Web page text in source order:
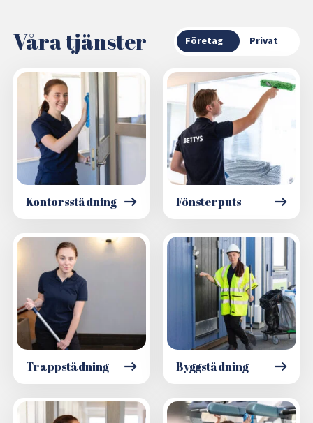
Våra tjänster Företag Privat
Kontorsstädning Fönsterputs
Trappstädning Byggstädning